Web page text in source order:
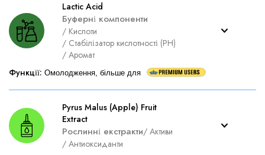
Lactic Acid
Буферні компоненти
/ Кислоти
/ Стабілізатор кислотності (PH)
/ Аромат
Функції: Омолодження, більше для
Pyrus Malus (Apple) Fruit
Extract
Рослинні екстракти/ Активи
/ Антиоксиданти